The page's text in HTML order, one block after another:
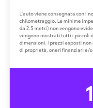
L'auto viene consegnata con i
chilometraggio. Le minime
da 2.5 metri) non vengono
vengono mostrati tutti i piccoli
dimensioni. I prezzi esposti
di proprietà, oneri finanziari e/